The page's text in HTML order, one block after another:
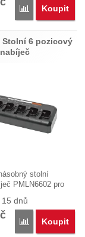
VHF 146-162
Přidat
Koupit
k porovnání
Stolní 6 pozicový
nabíječ
stolní
PMLN6602 pro
15 dnů
Přidat
Koupit